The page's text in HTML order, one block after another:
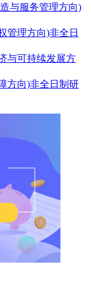
与服务管理方向)
管理方向)非全日
与可持续发展方
方向)非全日制研